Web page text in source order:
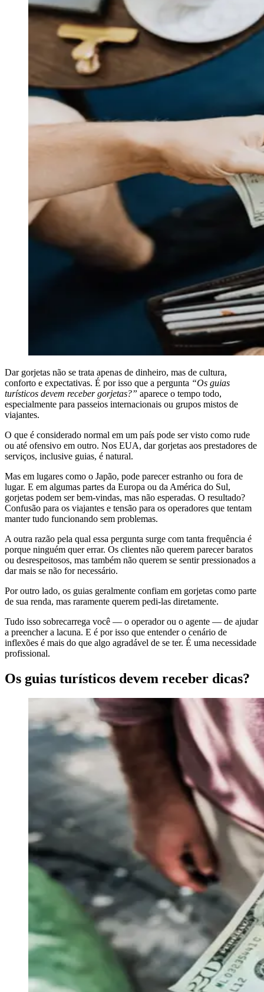
Dar gorjetas não se trata apenas de dinheiro, mas de cultura,
conforto e expectativas. É por isso que a pergunta “Os guias
turísticos devem receber gorjetas?” aparece o tempo todo,
especialmente para passeios internacionais ou grupos mistos de
viajantes.
O que é considerado normal em um país pode ser visto como rude
ou até ofensivo em outro. Nos EUA, dar gorjetas aos prestadores de
serviços, inclusive guias, é natural.
Mas em lugares como o Japão, pode parecer estranho ou fora de
lugar. E em algumas partes da Europa ou da América do Sul,
gorjetas podem ser bem-vindas, mas não esperadas. O resultado?
Confusão para os viajantes e tensão para os operadores que tentam
manter tudo funcionando sem problemas.
A outra razão pela qual essa pergunta surge com tanta frequência é
porque ninguém quer errar. Os clientes não querem parecer baratos
ou desrespeitosos, mas também não querem se sentir pressionados a
dar mais se não for necessário.
Por outro lado, os guias geralmente confiam em gorjetas como parte
de sua renda, mas raramente querem pedi-las diretamente.
Tudo isso sobrecarrega você — o operador ou o agente — de ajudar
a preencher a lacuna. E é por isso que entender o cenário de
inflexões é mais do que algo agradável de se ter. É uma necessidade
profissional.
Os guias turísticos devem receber dicas?